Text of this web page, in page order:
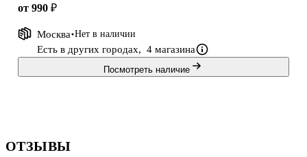
от 990 ₽
Москва Нет в наличии
Есть в других городах, 4 магазина
Посмотреть наличие
ОТЗЫВЫ